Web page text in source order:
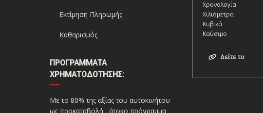
Εκτίμηση Πληρωμής
Καθαρισμός
ΠΡΟΓΡΆΜΜΑΤΑ
ΧΡΗΜΑΤΟΔΌΤΗΣΗΣ:
Με το 80% της αξίας του αυτοκινήτου
ως προκαταβολή , άτοκο πρόγραμμα
Χρονολογία
Χιλιόμετρα
Κυβικά
Καύσιμο
Δείτε το